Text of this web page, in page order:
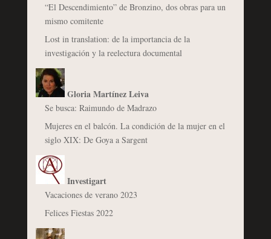
“El Descendimiento” de Bronzino, dos obras para un
mismo comitente
Lost in translation: de la importancia de la
investigación y la reelectura documental
Gloria Martínez Leiva
Se busca: Raimundo de Madrazo
Mujeres en el balcón. La condición de la mujer en el
siglo XIX: De Goya a Sargent
Investigart
Vacaciones de verano 2023
Felices Fiestas 2022